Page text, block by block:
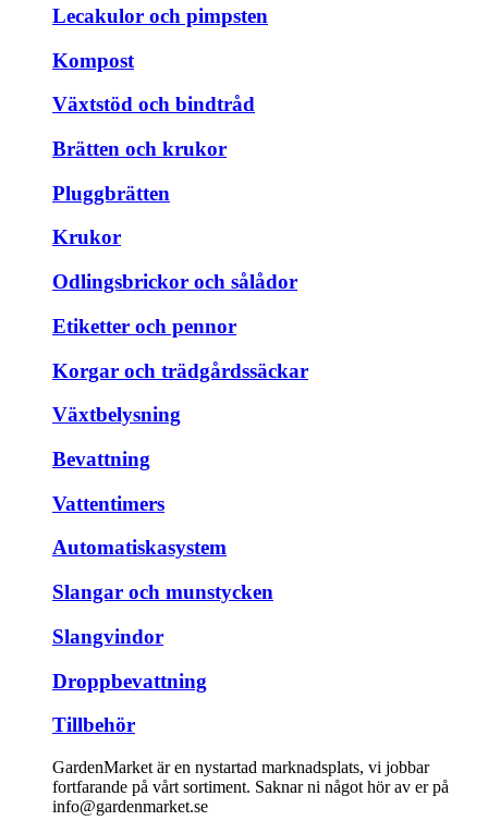
Lecakulor och pimpsten
Kompost
Växtstöd och bindtråd
Brätten och krukor
Pluggbrätten
Krukor
Odlingsbrickor och sålådor
Etiketter och pennor
Korgar och trädgårdssäckar
Växtbelysning
Bevattning
Vattentimers
Automatiskasystem
Slangar och munstycken
Slangvindor
Droppbevattning
Tillbehör
GardenMarket är en nystartad marknadsplats, vi jobbar
fortfarande på vårt sortiment. Saknar ni något hör av er på
info@gardenmarket.se